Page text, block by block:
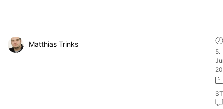
Matthias Trinks
5.